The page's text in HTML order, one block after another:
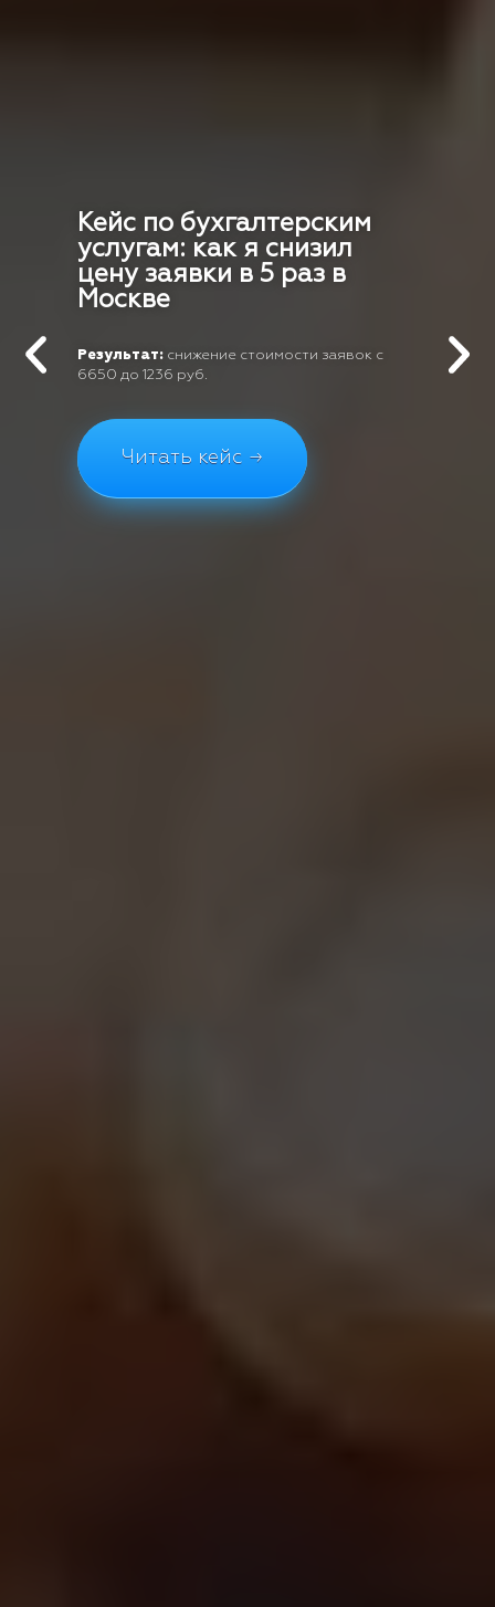
Кейс по бухгалтерским
услугам: как я снизил
цену заявки в 5 раз в
Москве
Результат: снижение стоимости заявок с
6650 до 1236 руб.
Читать кейс →